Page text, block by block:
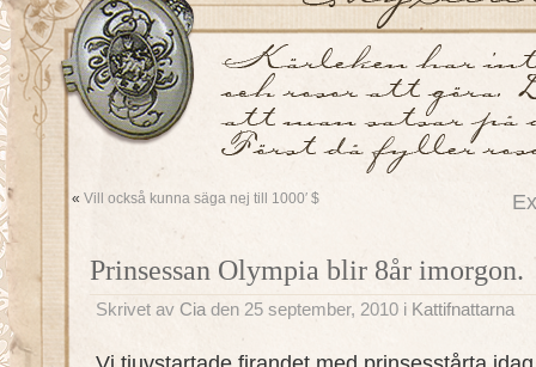
« Vill också kunna säga nej till 1000′ $
Prinsessan Olympia blir 8år imorgon.
Skrivet av Cia den 25 september, 2010 i Kattifnattarna